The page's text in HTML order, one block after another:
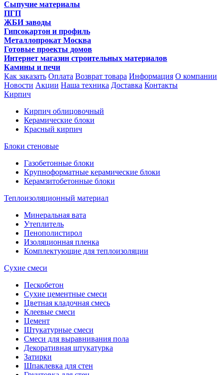
Сыпучие материалы
ПГП
ЖБИ заводы
Гипсокартон и профиль
Металлопрокат Москва
Готовые проекты домов
Интернет магазин строительных материалов
Камины и печи
Как заказать Оплата Возврат товара Информация О компании
Новости Акции Наша техника Доставка Контакты
Кирпич
Кирпич облицовочный
Керамические блоки
Красный кирпич
Блоки стеновые
Газобетонные блоки
Крупноформатные керамические блоки
Керамзитобетонные блоки
Теплоизоляционный материал
Минеральная вата
Утеплитель
Пенополистирол
Изоляционная пленка
Комплектующие для теплоизоляции
Сухие смеси
Пескобетон
Сухие цементные смеси
Цветная кладочная смесь
Клеевые смеси
Цемент
Штукатурные смеси
Смеси для выравнивания пола
Декоративная штукатурка
Затирки
Шпаклевка для стен